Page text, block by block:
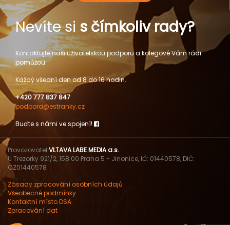
Nevíte si s čímkoliv rady?
Kontaktujte naši uživatelskou podporu a kolegové Vám rádi
pomůžou.
Každý všední den od 8 do 16 hodin.
+420 777 837 847
podpora@estranky.cz
Buďte s námi ve spojení!
Provozovatel VLTAVA LABE MEDIA a.s.
U Trezorky 921/2, 158 00 Praha 5 - Jinonice, IČ: 01440578, DIČ:
CZ01440578
Zásady zpracování osobních údajů
Všeobecné podmínky
Kontaktní místo DSA
Zpracování dat